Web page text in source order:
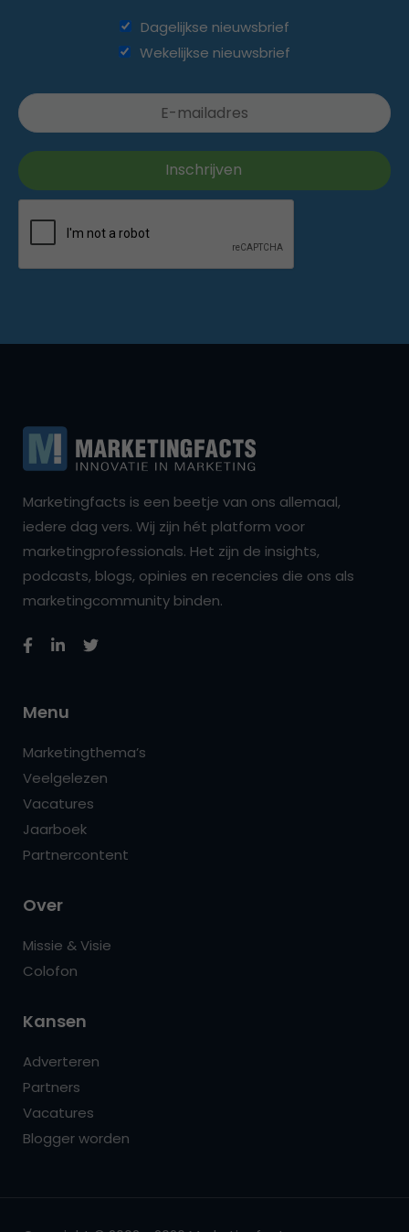
Dagelijkse nieuwsbrief
Wekelijkse nieuwsbrief
Marketingfacts is een beetje van ons allemaal,
iedere dag vers. Wij zijn hét platform voor
marketingprofessionals. Het zijn de insights,
podcasts, blogs, opinies en recencies die ons als
marketingcommunity binden.
Menu
Marketingthema’s
Veelgelezen
Vacatures
Jaarboek
Partnercontent
Over
Missie & Visie
Colofon
Kansen
Adverteren
Partners
Vacatures
Blogger worden